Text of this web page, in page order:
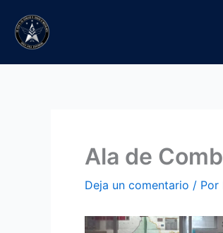
contenido
Ala de
Deja un comentario / Por